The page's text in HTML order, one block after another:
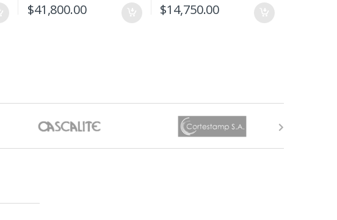
$41,800.00 $14,750.00